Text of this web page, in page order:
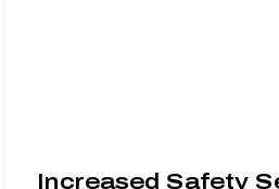
Increased Safety